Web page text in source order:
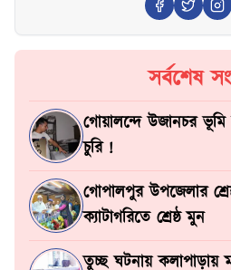
সর্বশেষ
গোয়ালন্দে উজানচর
চুরি !
গোপালপুর উপজেলার
ক্যাটাগরিতে শ্রেষ্ঠ মুন
তুচ্ছ ঘটনায় কলাপাড়ায়